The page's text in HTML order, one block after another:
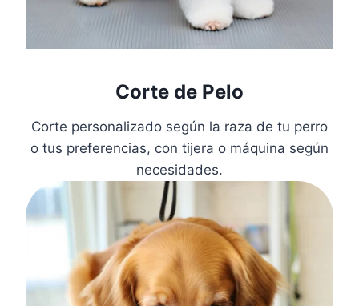
Corte de Pelo
Corte personalizado según la raza de tu perro
o tus preferencias, con tijera o máquina según
necesidades.